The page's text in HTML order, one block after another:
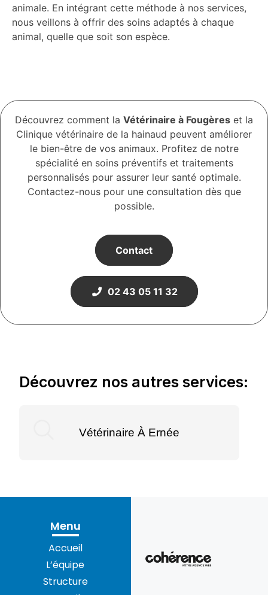
animale. En intégrant cette méthode à nos services,
nous veillons à offrir des soins adaptés à chaque
animal, quelle que soit son espèce.
Découvrez comment la Vétérinaire à Fougères et la
Clinique vétérinaire de la hainaud peuvent améliorer
le bien-être de vos animaux. Profitez de notre
spécialité en soins préventifs et traitements
personnalisés pour assurer leur santé optimale.
Contactez-nous pour une consultation dès que
possible.
Contact
02 43 05 11 32
Découvrez nos autres services:
Vétérinaire À Ernée
Menu
Accueil
L’équipe
Structure